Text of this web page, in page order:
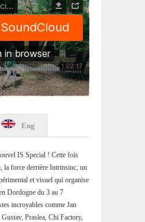
Eng
IS Special ! Cette fois
, la force derrière Intrinsinc, un
et visuel qui organise
Dordogne du 3 au 7
incroyables comme Jan
Praslea, Chi Factory,